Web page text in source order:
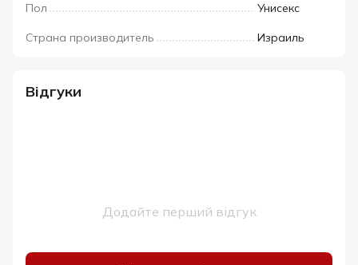
Пол Унисекс
Страна производитель Израиль
Відгуки
Додайте перший відгук